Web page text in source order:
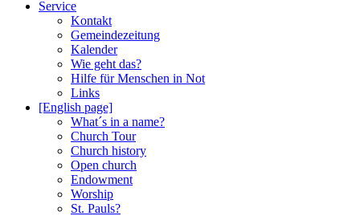
Service
Kontakt
Gemeindezeitung
Kalender
Wie geht das?
Hilfe für Menschen in Not
Links
[English page]
What´s in a name?
Church Tour
Church history
Open church
Endowment
Worship
St. Pauls?